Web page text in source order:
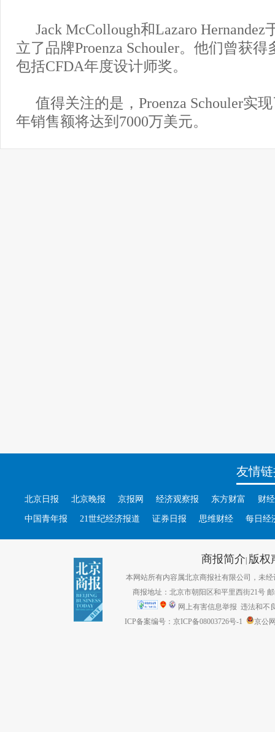
Jack McCollough和Lazaro Hernandez
立了品牌Proenza Schouler。他们曾获
包括CFDA年度设计师奖。
值得关注的是，Proenza Schouler实
年销售额将达到7000万美元。
友情
北京日报 北京晚报 京报网 经济观察报 东方财富 财
中国青年报 21世纪经济报道 证券日报 思维财经 每日经
商报简介| 版权
本网站所有内容属北京商报社有限公司，未经
商报地址：北京市朝阳区和平里西街21号
网上有害信息举报 违法和不
ICP备案编号：京ICP备08003726号-1
京公